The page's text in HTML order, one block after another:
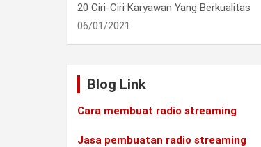
20 Ciri-Ciri Karyawan Yang Berkualitas
06/01/2021
Blog Link
Cara membuat radio streaming
Jasa pembuatan radio streaming